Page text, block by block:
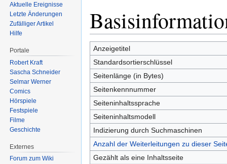
Navigation
springen
Suche
springen
Anzeigetitel
Standardsortierschlüssel
Seitenlänge (in Bytes)
Seitenkennnummer
Seiteninhaltssprache
Seiteninhaltsmodell
Indizierung durch Suchmaschinen
Anzahl der Weiterleitungen zu dieser
Gezählt als eine Inhaltsseite
Aktuelle Ereignisse
Letzte Änderungen
Zufälliger Artikel
Hilfe
Portale
Robert Kraft
Sascha Schneider
Selmar Werner
Comics
Hörspiele
Festspiele
Filme
Geschichte
Externes
Forum zum Wiki